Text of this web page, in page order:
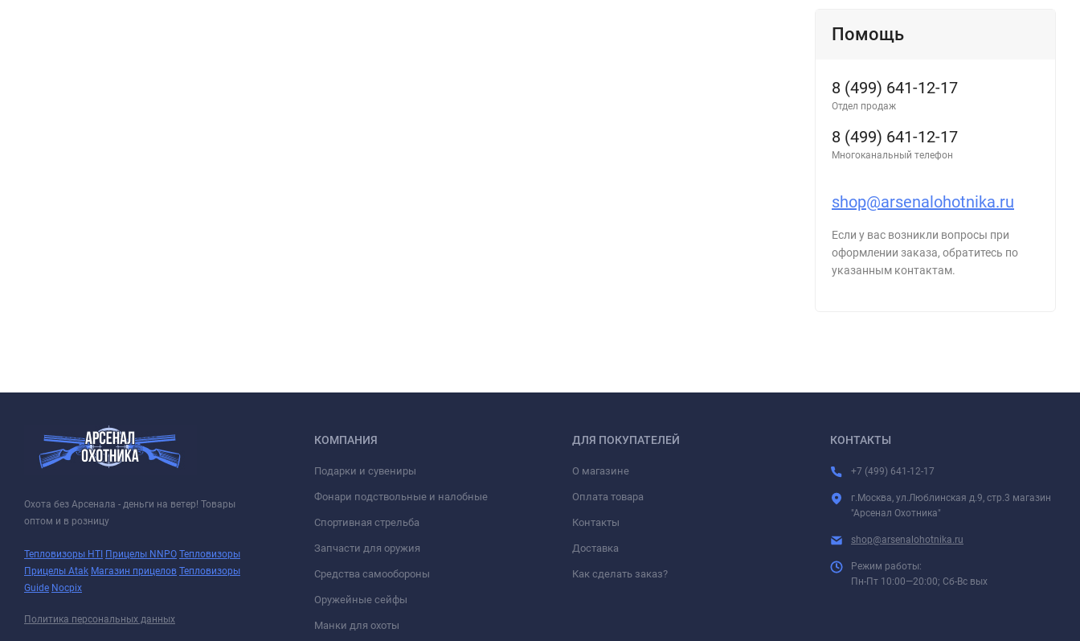
Помощь
8 (499) 641-12-17
Отдел продаж
8 (499) 641-12-17
Многоканальный телефон
shop@arsenalohotnika.ru
Если у вас возникли вопросы при
оформлении заказа, обратитесь по
указанным контактам.
Охота без Арсенала - деньги на ветер! Товары
оптом и в розницу
Тепловизоры HTI Прицелы NNPO Тепловизоры
Прицелы Atak Магазин прицелов Тепловизоры
Guide Nocpix
Политика персональных данных
КОМПАНИЯ
Подарки и сувениры
Фонари подствольные и налобные
Спортивная стрельба
Запчасти для оружия
Средства самообороны
Оружейные сейфы
Манки для охоты
ДЛЯ ПОКУПАТЕЛЕЙ
О магазине
Оплата товара
Контакты
Доставка
Как сделать заказ?
КОНТАКТЫ
+7 (499) 641-12-17
г.Москва, ул.Люблинская д.9, стр.3 магазин
"Арсенал Охотника"
shop@arsenalohotnika.ru
Режим работы:
Пн-Пт 10:00—20:00; Сб-Вс вых